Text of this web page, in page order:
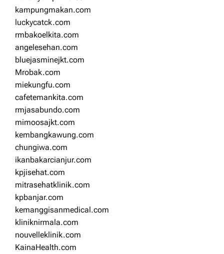
kampungmakan.com
luckycatck.com
rmbakoelkita.com
angelesehan.com
bluejasminejkt.com
Mrobak.com
miekungfu.com
cafetemankita.com
rmjasabundo.com
mimoosajkt.com
kembangkawung.com
chungiwa.com
ikanbakarcianjur.com
kpjisehat.com
mitrasehatklinik.com
kpbanjar.com
kemanggisanmedical.com
kliniknirmala.com
nouvelleklinik.com
KainaHealth.com